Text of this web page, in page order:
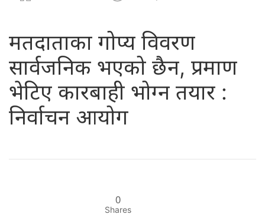
मतदाताका गोप्य विवरण
सार्वजनिक भएको छैन, प्रमाण
भेटिए कारबाही भोग्न तयार :
निर्वाचन आयोग
0
Shares